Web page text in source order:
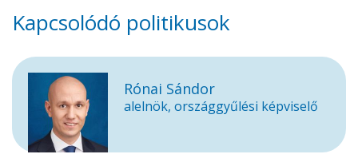
Kapcsolódó politikusok
Rónai Sándor
alelnök, országgyűlési képviselő